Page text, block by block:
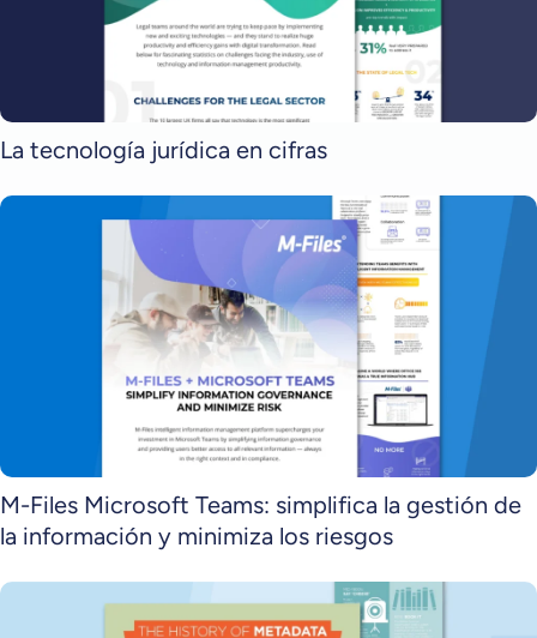
La tecnología jurídica en cifras
M-Files Microsoft Teams: simplifica la gestión de
la información y minimiza los riesgos